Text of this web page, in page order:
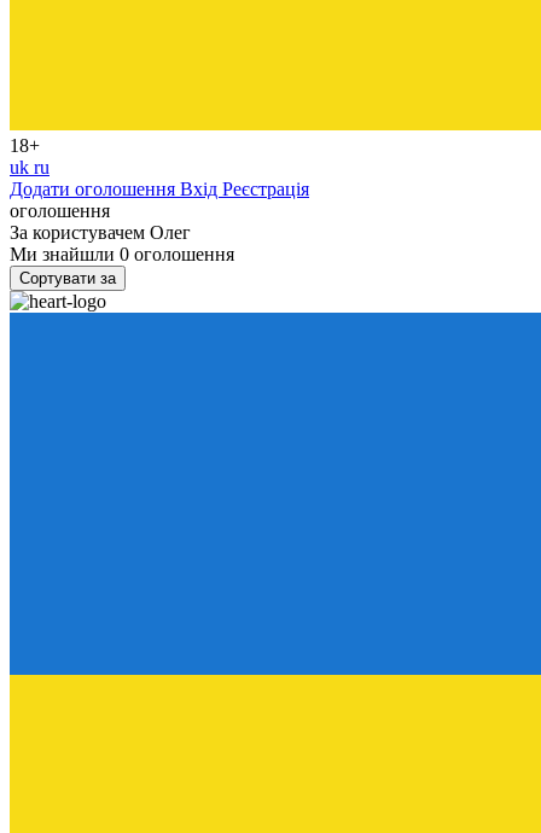
18+
uk ru
Додати оголошення Вхід Реєстрація
оголошення
За користувачем Олег
Ми знайшли 0 оголошення
Сортувати за